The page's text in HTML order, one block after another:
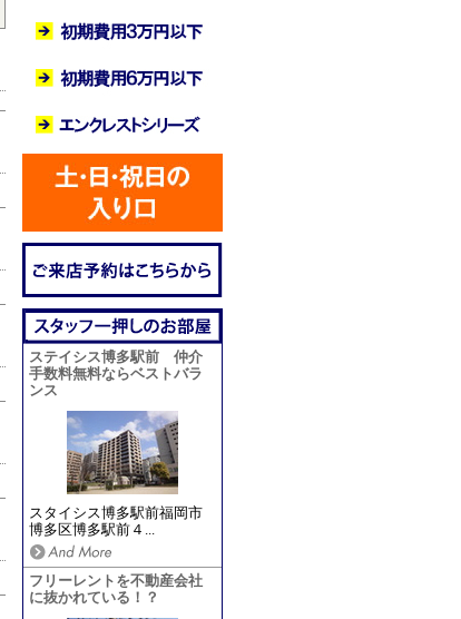
ステイシス博多駅前 仲介
手数料無料ならベストバラ
ンス
スタイシス博多駅前福岡市
博多区博多駅前４...
フリーレントを不動産会社
に抜かれている！？